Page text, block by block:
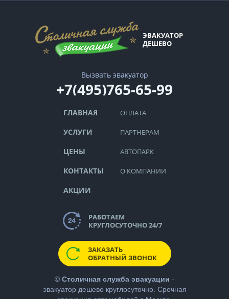
ЭВАКУАТОР
ДЕШЕВО
Вызвать эвакуатор
+7(495)765-65-99
ГЛАВНАЯ
УСЛУГИ
ЦЕНЫ
КОНТАКТЫ
АКЦИИ
ОПЛАТА
ПАРТНЕРАМ
АВТОПАРК
О КОМПАНИИ
РАБОТАЕМ
КРУГЛОСУТОЧНО 24/7
ЗАКАЗАТЬ
ОБРАТНЫЙ ЗВОНОК
© Столичная служба эвакуации -
эвакуатор дешевокруглосуточно. Срочная